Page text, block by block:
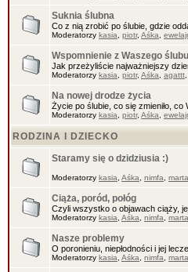
Suknia ślubna
Co z nią zrobić po ślubie, gdzie
Moderatorzy kasia piotr, Aśka
Wspomnienie z Waszego ślubu
Jak przeżyliście najważniejszy
Moderatorzy kasia piotr, Aśka agattt
Na nowej drodze życia
Życie po ślubie, co się zmieniło, co
Moderatorzy kasia piotr, Aśka
RODZINA I DZIECKO
Staramy się o dzidziusia :)
Moderatorzy kasia Aśka nimfa
Ciąża, poród, połóg
Czyli wszystko o objawach ciąży,
Moderatorzy kasia Aśka nimfa
Nasze problemy
O poronieniu, niepłodności i jej
Moderatorzy kasia Aśka nimfa